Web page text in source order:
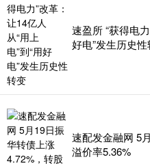
速盈所 “获得电
好电”发生历史
速配发金融网 5
溢价率5.36%